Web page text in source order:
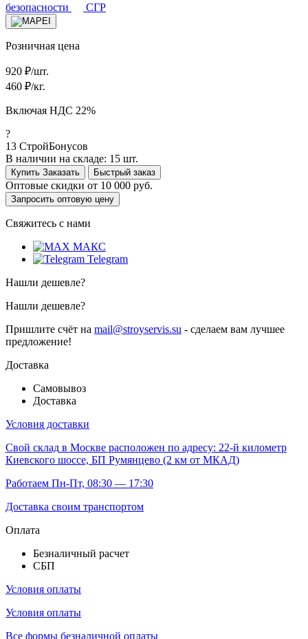
безопасности
СГР
Розничная цена
920 ₽/шт.
460 ₽/кг.
Включая НДС 22%
?
13 СтройБонусов
В наличии на складе: 15 шт.
Купить Заказать Быстрый заказ
Оптовые скидки от 10 000 руб.
Запросить оптовую цену
Свяжитесь с нами
МАКС
Telegram
Нашли дешевле?
Нашли дешевле?
Пришлите счёт на mail@stroyservis.su - сделаем вам лучшее
предложение!
Доставка
Самовывоз
Доставка
Условия доставки
Свой склад в Москве расположен по адресу: 22-й километр
Киевского шоссе, БП Румянцево (2 км от МКАД)
Работаем Пн-Пт, 08:30 — 17:30
Доставка своим транспортом
Оплата
Безналичный расчет
СБП
Условия оплаты
Условия оплаты
Все формы безналичной оплаты